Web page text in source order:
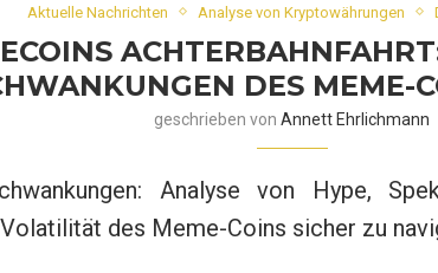
Aktuelle Nachrichten Analyse von Kryptowährungen
DES MEME-
geschrieben vonAnnett Ehrlichmann
Analyse von Hype,
des Meme-Coins sicher zu